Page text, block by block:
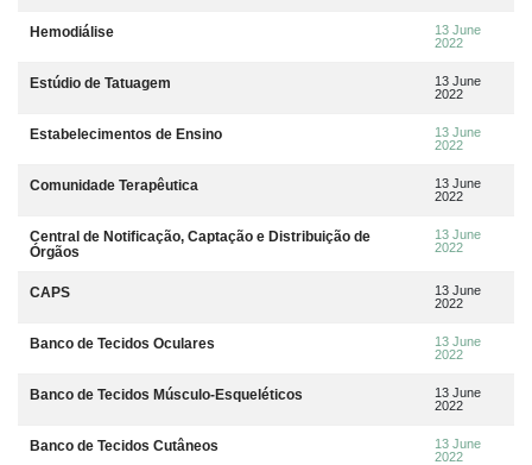
Hemodiálise
13 June
2022
Estúdio de Tatuagem
13 June
2022
Estabelecimentos de Ensino
13 June
2022
Comunidade Terapêutica
13 June
2022
Central de Notificação, Captação e Distribuição de
Órgãos
13 June
2022
CAPS
13 June
2022
Banco de Tecidos Oculares
13 June
2022
Banco de Tecidos Músculo-Esqueléticos
13 June
2022
Banco de Tecidos Cutâneos
13 June
2022